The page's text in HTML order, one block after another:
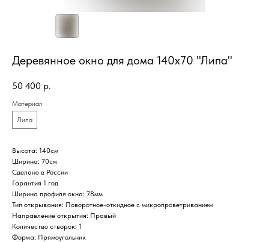
Деревянное окно для дома 140х70 "Липа"
50 400 р.
Материал
Липа
Высота: 140см
Ширина: 70см
Сделано в России
Гарантия 1 год
Ширина профиля окна: 78мм
Тип открывания: Поворотное-откидное с микропроветриванием
Направление открытия: Правый
Количество створок: 1
Форма: Прямоугольник